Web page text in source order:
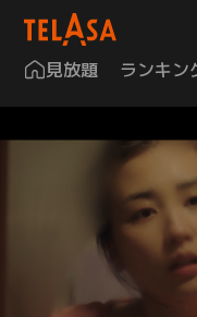
見放題 ランキン